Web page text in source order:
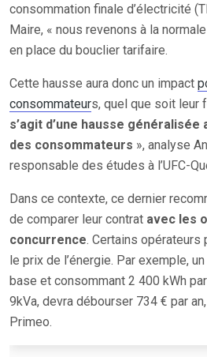
consommation finale d’électricité
Maire, « nous revenons à la
en place du bouclier tarifaire.
Cette hausse aura donc un impact
consommateurs, quel que soit leur
s’agit d’une hausse généralisée
des consommateurs », analyse
responsable des études à l’UFC-
Dans ce contexte, ce dernier
de comparer leur contrat avec les
concurrence. Certains opérateurs
le prix de l’énergie. Par exemple,
base et consommant 2 400 kWh
9kVa, devra débourser 734 € par
Primeo.